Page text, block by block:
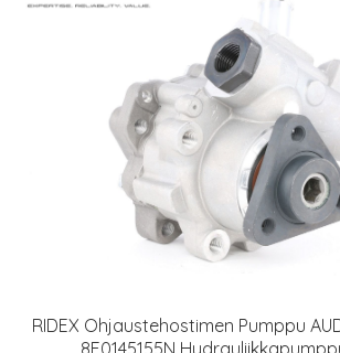
RIDEX Ohjaustehostimen Pumppu
8E0145155N